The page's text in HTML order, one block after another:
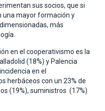
sus socios, que si
una mayor formación y
más
en el cooperativismo es la
(18%) y Palencia
en el
herbáceos con un 23% de
(19%), suministros (17%)